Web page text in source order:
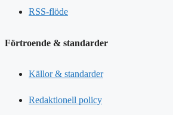
RSS-flöde
Förtroende & standarder
Källor & standarder
Redaktionell policy